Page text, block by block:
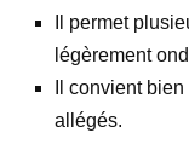
Il permet
légèrement
Il convient
allégés.